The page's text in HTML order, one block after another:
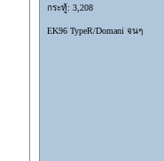
กระทู้: 3,208
EK96 TypeR/Domani จนๆ